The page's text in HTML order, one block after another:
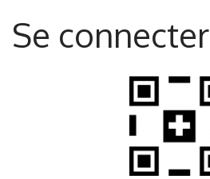
Se connecter